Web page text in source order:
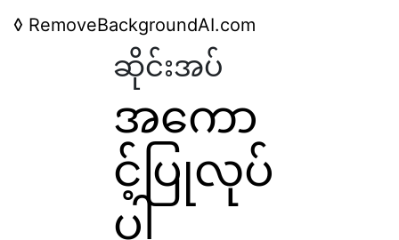
◊ RemoveBackgroundAI.com
ဆိုင်းအပ်
အကော
င့်ပြုလုပ်
ပါ